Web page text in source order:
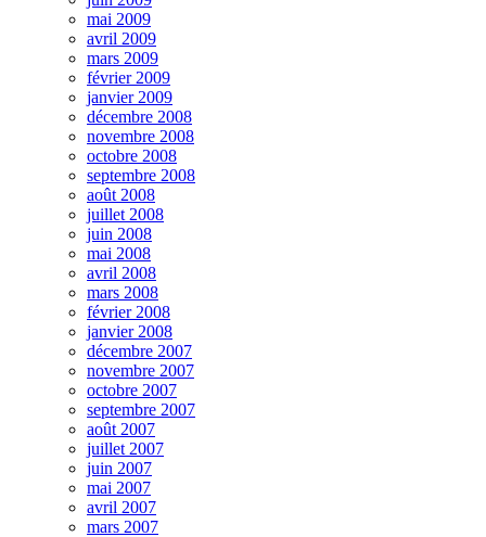
mai 2009
avril 2009
mars 2009
février 2009
janvier 2009
décembre 2008
novembre 2008
octobre 2008
septembre 2008
août 2008
juillet 2008
juin 2008
mai 2008
avril 2008
mars 2008
février 2008
janvier 2008
décembre 2007
novembre 2007
octobre 2007
septembre 2007
août 2007
juillet 2007
juin 2007
mai 2007
avril 2007
mars 2007